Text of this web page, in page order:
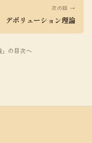
次の話 →
５/１７ デボリューション理論
の目次へ